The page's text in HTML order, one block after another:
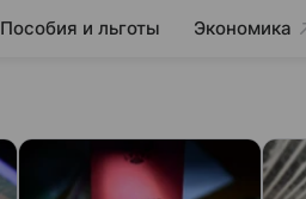
Пособия и льготы Экономика